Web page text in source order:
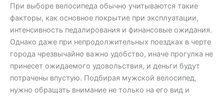
При выборе велосипеда обычно учитываются такие
факторы, как основное покрытие при эксплуатации,
интенсивность педалирования и финансовые ожидания.
Однако даже при непродолжительных поездках в черте
города чрезвычайно важно удобство, иначе прогулка не
принесет ожидаемого удовольствия, и деньги будут
потрачены впустую. Подбирая мужской велосипед,
нужно обращать внимание не только на его вид и